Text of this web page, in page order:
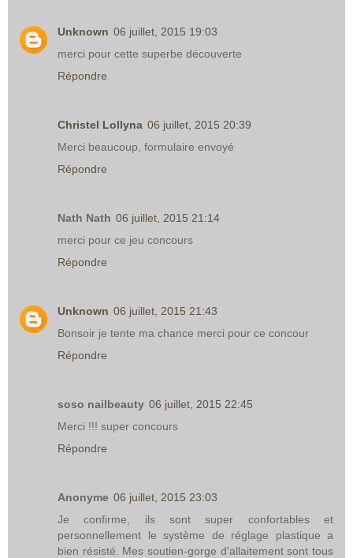
Unknown 06 juillet, 2015 19:03
merci pour cette superbe découverte
Répondre
Christel Lollyna 06 juillet, 2015 20:39
Merci beaucoup, formulaire envoyé
Répondre
Nath Nath 06 juillet, 2015 21:14
merci pour ce jeu concours
Répondre
Unknown 06 juillet, 2015 21:43
Bonsoir je tente ma chance merci pour ce concour
Répondre
soso nailbeauty 06 juillet, 2015 22:45
Merci !!! super concours
Répondre
Anonyme 06 juillet, 2015 23:03
Je confirme, ils sont super confortables et
personnellement le système de réglage plastique a
bien résisté. Mes soutien-gorge d'allaitement sont tous